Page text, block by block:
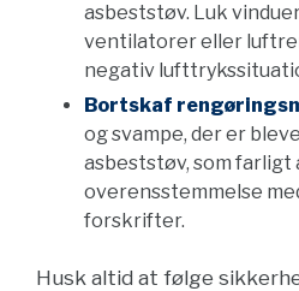
asbeststøv. Luk
ventilatorer eller
negativ
Bortskaf
og svampe, der er
asbeststøv, som farligt
overensstemmelse
forskrifter.
Husk altid at følge